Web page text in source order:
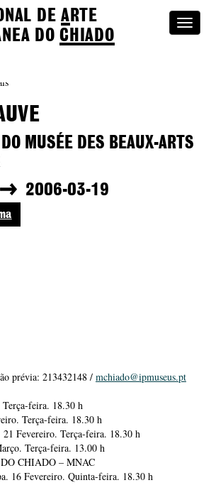
DEA RTE
DOCHIADO
DO MUSÉE DES BEAUX-ARTS
2006-03-19
prévia: 213432148 / mchiado@ipmuseus.pt
feira. 18.30 h
Terça-feira. 18.30 h
Fevereiro. Terça-feira. 18.30 h
Terça-feira. 13.00 h
CHIADO – MNAC
16 Fevereiro. Quinta-feira. 18.30 h